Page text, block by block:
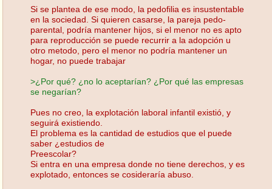
Si se plantea de ese modo, la pedofilia es insustentable
en la sociedad. Si quieren casarse, la pareja pedo-
parental, podría mantener hijos, si el menor no es apto
para reproducción se puede recurrir a la adopción u
otro metodo, pero el menor no podría mantener un
hogar, no puede trabajar
>¿Por qué? ¿no lo aceptarían? ¿Por qué las empresas
se negarían?
Pues no creo, la explotación laboral infantil existió, y
seguirá existiendo.
El problema es la cantidad de estudios que el puede
saber ¿estudios de
Preescolar?
Si entra en una empresa donde no tiene derechos, y es
explotado, entonces se cosideraría abuso.